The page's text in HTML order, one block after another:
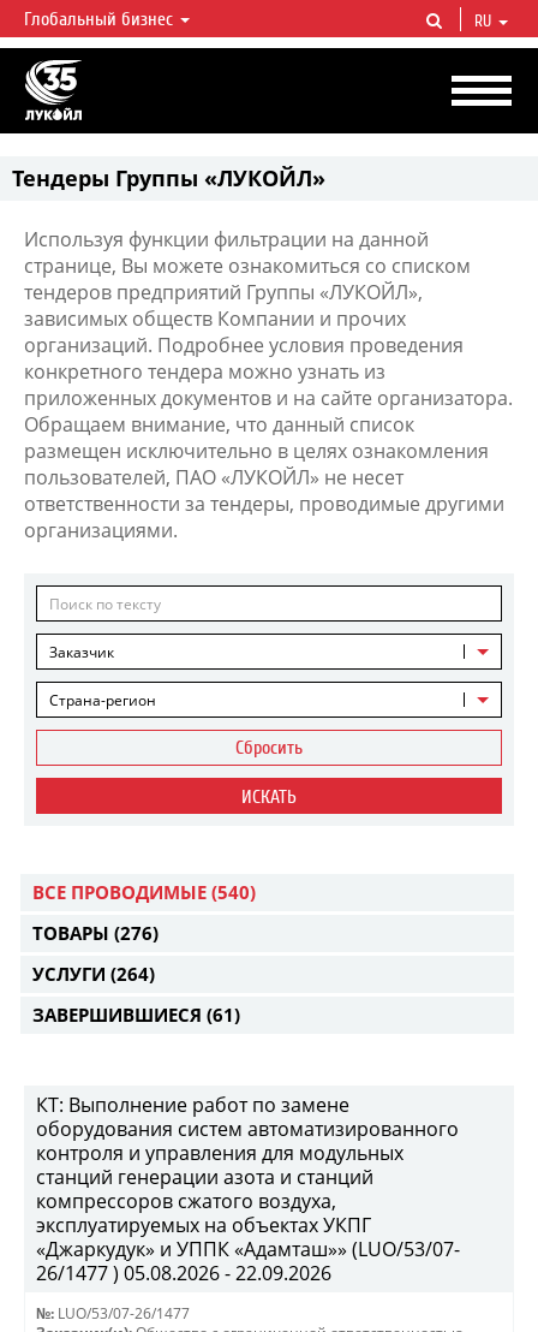
ЛУКОЙЛ СЕГОДНЯ
ЛУКОЙЛ — одна из крупнейших вертикально интегрированных
нефтегазовых компаний в мире, на долю которой приходится более 2%
мировой добычи нефти и около 1% доказанных запасов углеводородов.
Глобальный бизнес RU
Тендеры Группы «ЛУКОЙЛ»
Используя функции фильтрации на данной
странице, Вы можете ознакомиться со списком
тендеров предприятий Группы «ЛУКОЙЛ»,
зависимых обществ Компании и прочих
организаций. Подробнее условия проведения
конкретного тендера можно узнать из
приложенных документов и на сайте организатора.
Обращаем внимание, что данный список
размещен исключительно в целях ознакомления
пользователей, ПАО «ЛУКОЙЛ» не несет
ответственности за тендеры, проводимые другими
организациями.
Заказчик
Страна-регион
Сбросить
ИСКАТЬ
ВСЕ ПРОВОДИМЫЕ (540)
ТОВАРЫ (276)
УСЛУГИ (264)
ЗАВЕРШИВШИЕСЯ (61)
КТ: Выполнение работ по замене
оборудования систем автоматизированного
контроля и управления для модульных
станций генерации азота и станций
компрессоров сжатого воздуха,
эксплуатируемых на объектах УКПГ
«Джаркудук» и УППК «Адамташ»» (LUO/53/07-
26/1477 ) 05.08.2026 - 22.09.2026
№: LUO/53/07-26/1477